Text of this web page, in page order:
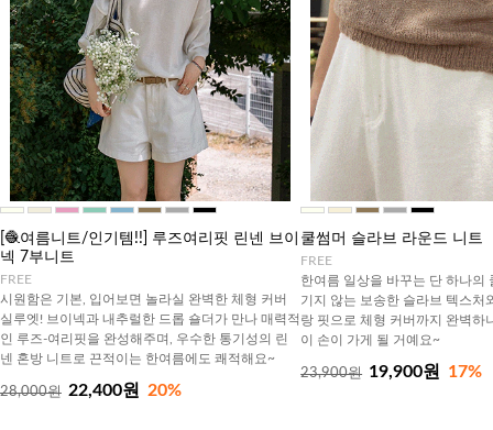
[🧶여름니트/인기템!!] 루즈여리핏 린넨 브이
넥 7부니트
FREE
시원함은 기본, 입어보면 놀라실 완벽한 체형 커버
실루엣! 브이넥과 내추럴한 드롭 숄더가 만나 매력적
인 루즈-여리핏을 완성해주며, 우수한 통기성의 린
넨 혼방 니트로 끈적이는 한여름에도 쾌적해요~
28,000원 22,400원 20%
쿨썸머 슬라브 라운드 니트
FREE
한여름 일상을 바꾸는 단 하나의
기지 않는 보송한 슬라브 텍스처
랑 핏으로 체형 커버까지 완벽하
이 손이 가게 될 거예요~
23,900원 19,900원 17%